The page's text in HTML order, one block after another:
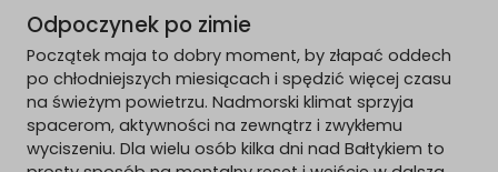
Odpoczynek po zimie
Początek maja to dobry moment, by złapać oddech
po chłodniejszych miesiącach i spędzić więcej czasu
na świeżym powietrzu. Nadmorski klimat sprzyja
spacerom, aktywności na zewnątrz i zwykłemu
wyciszeniu. Dla wielu osób kilka dni nad Bałtykiem to